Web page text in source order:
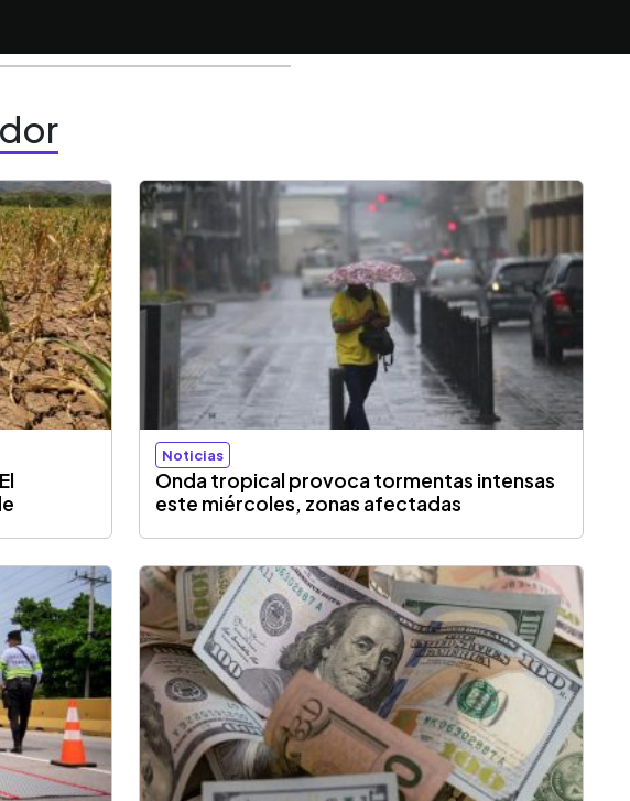
Noticias
Onda tropical provoca tormentas intensas
este miércoles, zonas afectadas